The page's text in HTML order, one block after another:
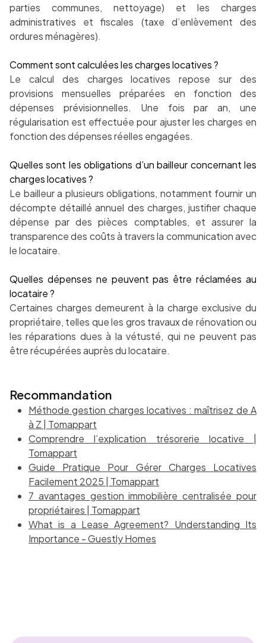
parties communes, nettoyage) et les charges
administratives et fiscales (taxe d’enlèvement des
ordures ménagères).
Comment sont calculées les charges locatives ?
Le calcul des charges locatives repose sur des
provisions mensuelles préparées en fonction des
dépenses prévisionnelles. Une fois par an, une
régularisation est effectuée pour ajuster les charges en
fonction des dépenses réelles engagées.
Quelles sont les obligations d’un bailleur concernant les
charges locatives ?
Le bailleur a plusieurs obligations, notamment fournir un
décompte détaillé annuel des charges, justifier chaque
dépense par des pièces comptables, et assurer la
transparence des coûts à travers la communication avec
le locataire.
Quelles dépenses ne peuvent pas être réclamées au
locataire ?
Certaines charges demeurent à la charge exclusive du
propriétaire, telles que les gros travaux de rénovation ou
les réparations dues à la vétusté, qui ne peuvent pas
être récupérées auprès du locataire.
Recommandation
Méthode gestion charges locatives : maîtrisez de A
à Z | Tomappart
Comprendre l’explication trésorerie locative |
Tomappart
Guide Pratique Pour Gérer Charges Locatives
Facilement 2025 | Tomappart
7 avantages gestion immobilière centralisée pour
propriétaires | Tomappart
What is a Lease Agreement? Understanding Its
Importance - Guestly Homes